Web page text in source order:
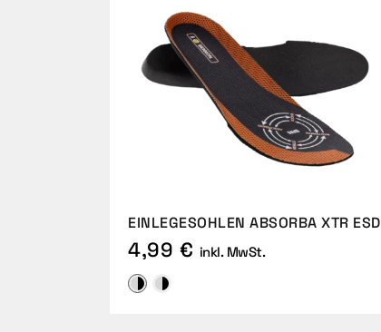
EINLEGESOHLEN ABSORBA XTR ESD
4,99 € inkl. MwSt.